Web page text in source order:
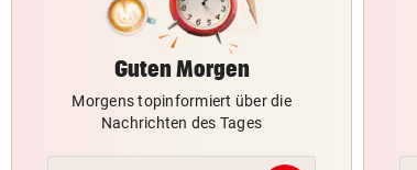
Guten Morgen
Morgens topinformiert über die
Nachrichten des Tages